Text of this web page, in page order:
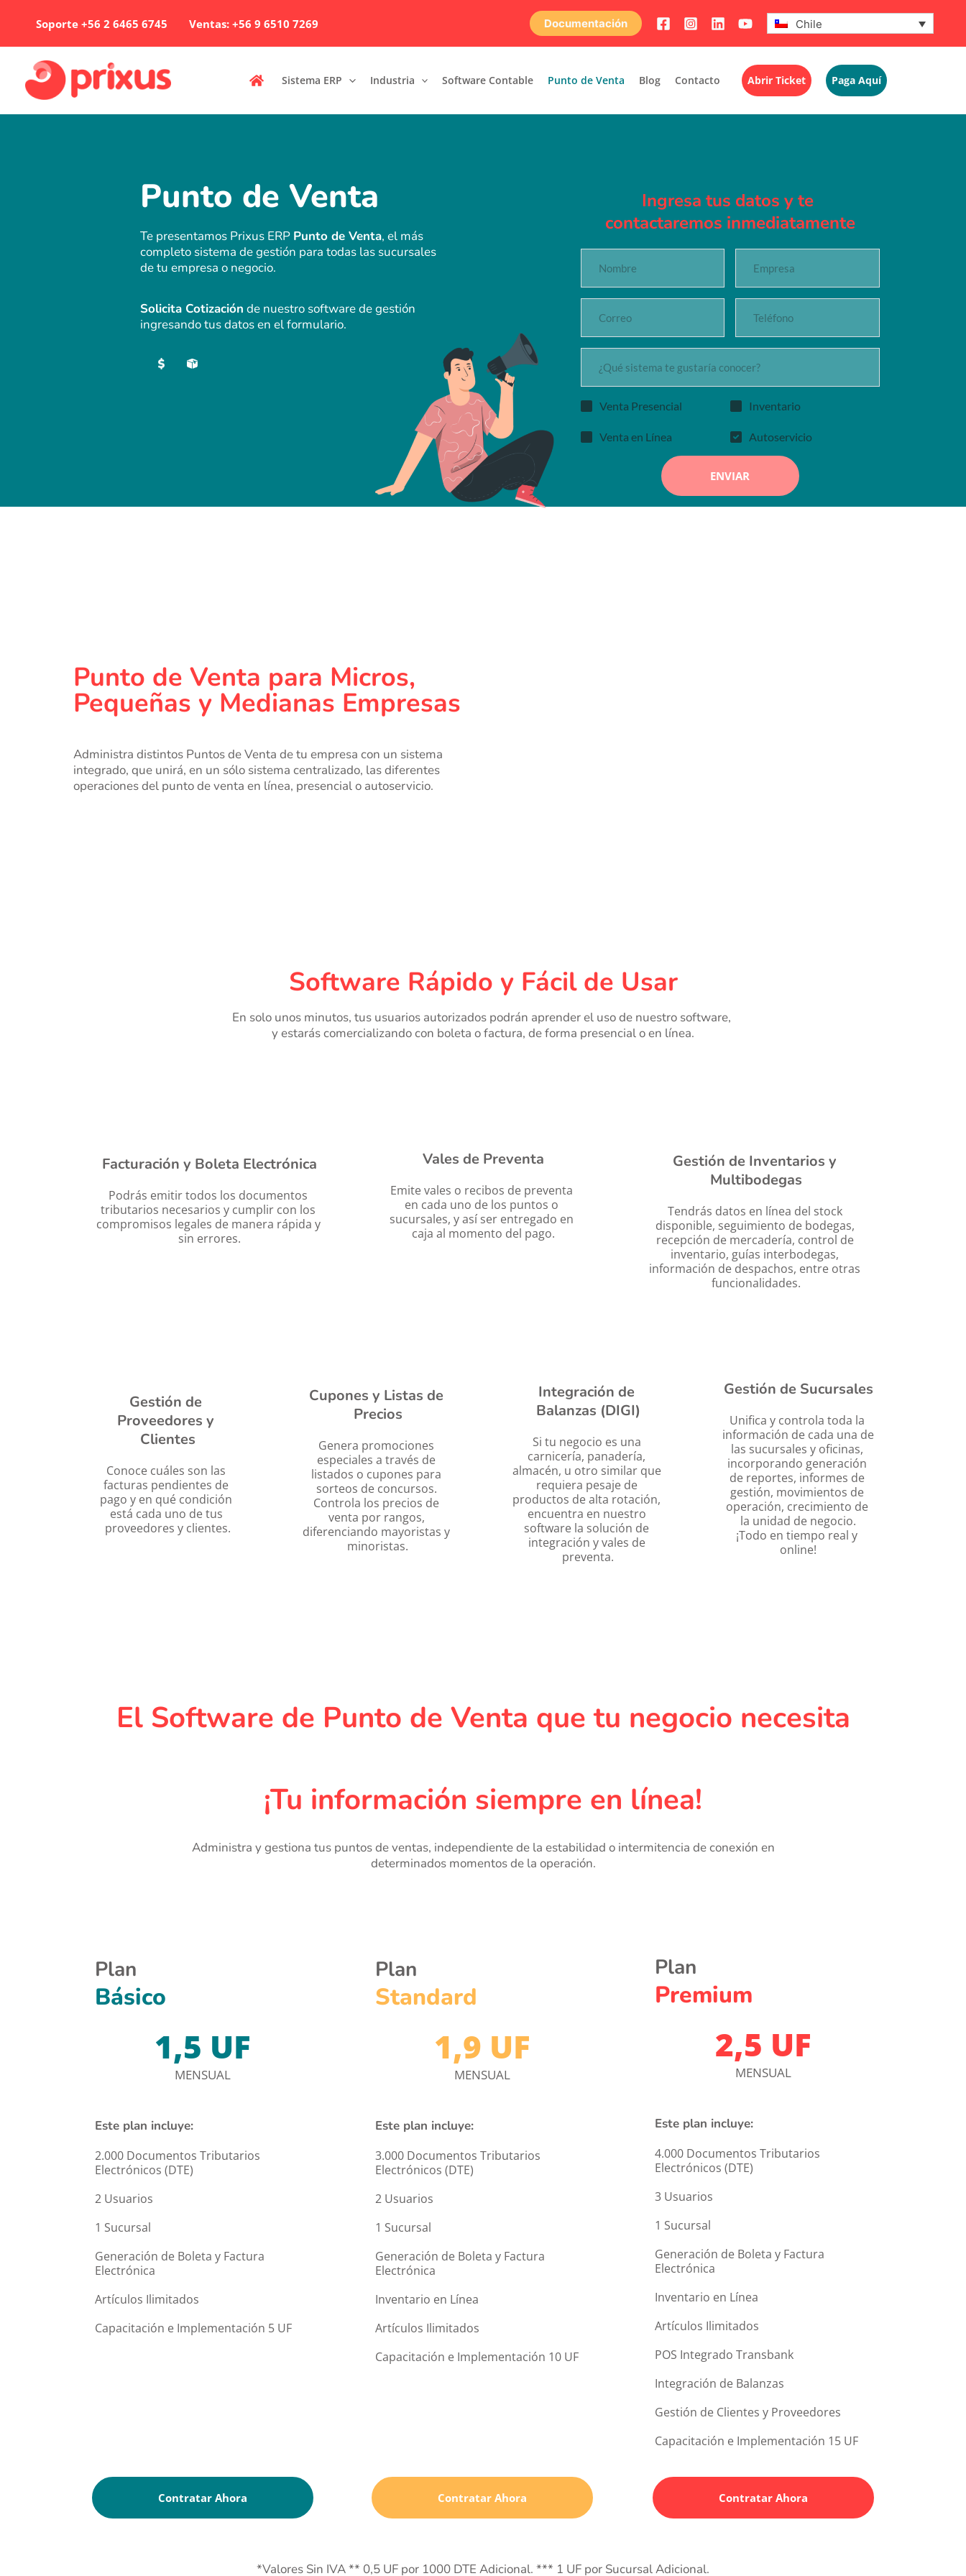
Soporte +56 2 6465 6745 Ventas: +56 9 6510 7269 Documentación Chile
Sistema ERP Industria Software Contable Punto de Venta Blog Contacto Abrir Ticket Paga Aquí
Punto de Venta
Te presentamos Prixus ERP Punto de Venta, el más
completo sistema de gestión para todas las sucursales
de tu empresa o negocio.
Solicita Cotización de nuestro software de gestión
ingresando tus datos en el formulario.
Ingresa tus datos y te
contactaremos inmediatamente
Venta Presencial Inventario
Venta en Línea Autoservicio
ENVIAR
Punto de Venta para Micros,
Pequeñas y Medianas Empresas
Administra distintos Puntos de Venta de tu empresa con un sistema
integrado, que unirá, en un sólo sistema centralizado, las diferentes
operaciones del punto de venta en línea, presencial o autoservicio.
Software Rápido y Fácil de Usar
En solo unos minutos, tus usuarios autorizados podrán aprender el uso de nuestro software,
y estarás comercializando con boleta o factura, de forma presencial o en línea.
Facturación y Boleta Electrónica
Podrás emitir todos los documentos
tributarios necesarios y cumplir con los
compromisos legales de manera rápida y
sin errores.
Vales de Preventa
Emite vales o recibos de preventa
en cada uno de los puntos o
sucursales, y así ser entregado en
caja al momento del pago.
Gestión de Inventarios y
Multibodegas
Tendrás datos en línea del stock
disponible, seguimiento de bodegas,
recepción de mercadería, control de
inventario, guías interbodegas,
información de despachos, entre otras
funcionalidades.
Gestión de
Proveedores y
Clientes
Conoce cuáles son las
facturas pendientes de
pago y en qué condición
está cada uno de tus
proveedores y clientes.
Cupones y Listas de
Precios
Genera promociones
especiales a través de
listados o cupones para
sorteos de concursos.
Controla los precios de
venta por rangos,
diferenciando mayoristas y
minoristas.
Integración de
Balanzas (DIGI)
Si tu negocio es una
carnicería, panadería,
almacén, u otro similar que
requiera pesaje de
productos de alta rotación,
encuentra en nuestro
software la solución de
integración y vales de
preventa.
Gestión de Sucursales
Unifica y controla toda la
información de cada una de
las sucursales y oficinas,
incorporando generación
de reportes, informes de
gestión, movimientos de
operación, crecimiento de
la unidad de negocio.
¡Todo en tiempo real y
online!
El Software de Punto de Venta que tu negocio necesita
¡Tu información siempre en línea!
determinados momentos de la operación.
Plan
Básico
1,5 UF
MENSUAL
Este plan incluye:
2.000 Documentos Tributarios
Electrónicos (DTE)
2 Usuarios
1 Sucursal
Generación de Boleta y Factura
Electrónica
Artículos Ilimitados
Capacitación e Implementación 5 UF
Contratar Ahora
Plan
Standard
1,9 UF
MENSUAL
Este plan incluye:
3.000 Documentos Tributarios
Electrónicos (DTE)
2 Usuarios
1 Sucursal
Generación de Boleta y Factura
Electrónica
Inventario en Línea
Artículos Ilimitados
Capacitación e Implementación 10 UF
Contratar Ahora
Plan
Premium
2,5 UF
MENSUAL
Este plan incluye:
4.000 Documentos Tributarios
Electrónicos (DTE)
3 Usuarios
1 Sucursal
Generación de Boleta y Factura
Electrónica
Inventario en Línea
Artículos Ilimitados
POS Integrado Transbank
Integración de Balanzas
Gestión de Clientes y Proveedores
Capacitación e Implementación 15 UF
Contratar Ahora
*Valores Sin IVA ** 0,5 UF por 1000 DTE Adicional. *** 1 UF por Sucursal Adicional.